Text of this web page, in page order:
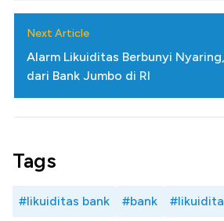
Next Article
Alarm Likuiditas Berbunyi
dari Bank Jumbo di RI
Tags
#likuiditas bank #bank